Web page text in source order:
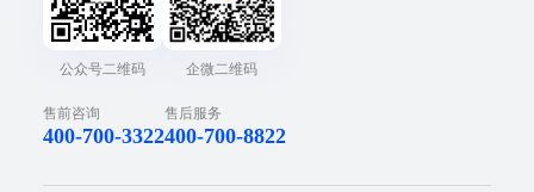
公众号二维码 企微二维码
售前咨询
400-700-3322
售后服务
400-700-8822